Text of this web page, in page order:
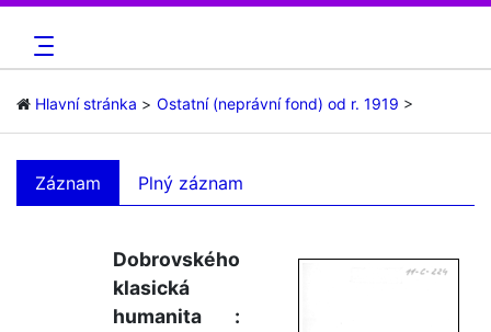
Hlavní stránka Ostatní (neprávní fond) od r. 1919
Záznam Plný záznam
Dobrovského
klasická
humanita :